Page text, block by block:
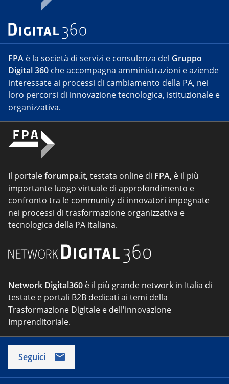
FPA è la società di servizi e consulenza del Gruppo
Digital 360 che accompagna amministrazioni e aziende
interessate ai processi di cambiamento della PA, nei
loro percorsi di innovazione tecnologica, istituzionale e
organizzativa.
Il portaleforumpa.it, testata online di FPA, è il più
importante luogo virtuale di approfondimento e
confronto tra le community di innovatori impegnate
nei processi di trasformazione organizzativa e
tecnologica della PA italiana.
Network Digital360 è il più grande network in Italia di
testate e portali B2B dedicati ai temi della
Trasformazione Digitale e dell'innovazione
Imprenditoriale.
Seguici